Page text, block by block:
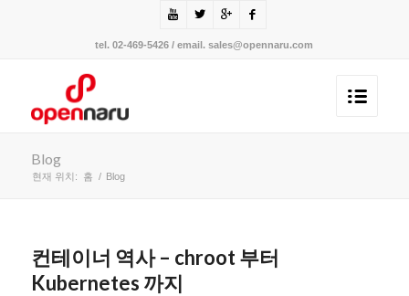
tel. 02-469-5426 / email. sales@opennaru.com
Blog
현재 위치: 홈 / Blog
컨테이너 역사 – chroot 부터
Kubernetes 까지